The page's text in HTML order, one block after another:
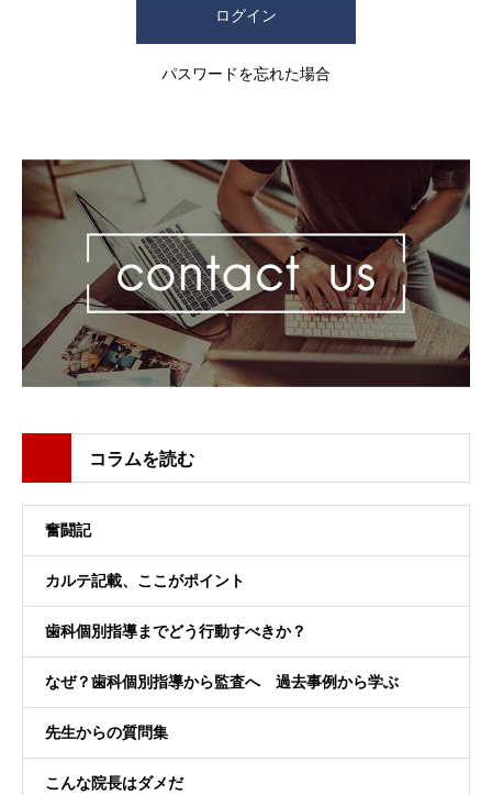
パスワードを忘れた場合
コラムを読む
奮闘記
カルテ記載、ここがポイント
歯科個別指導までどう行動すべきか？
なぜ？歯科個別指導から監査へ 過去事例から学ぶ
先生からの質問集
こんな院長はダメだ